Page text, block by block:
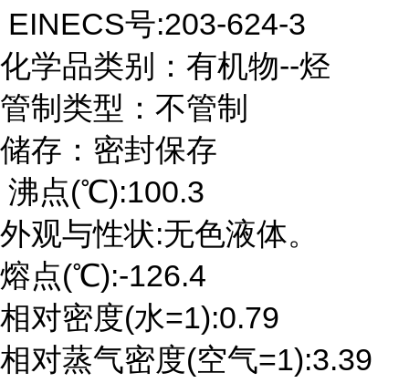
EINECS号:203-624-3
化学品类别：有机物--烃
管制类型：不管制
储存：密封保存
沸点(℃):100.3
外观与性状:无色液体。
熔点(℃):-126.4
相对密度(水=1):0.79
相对蒸气密度(空气=1):3.39